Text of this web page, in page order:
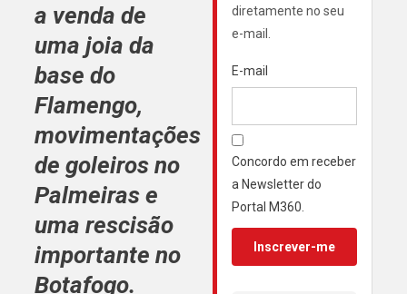
a venda de
uma joia da
base do
Flamengo,
movimentações
de goleiros no
Palmeiras e
uma rescisão
importante no
Botafogo.
diretamente no seu
e-mail.
E-mail
Concordo em receber
a Newsletter do
Portal M360.
Inscrever-me